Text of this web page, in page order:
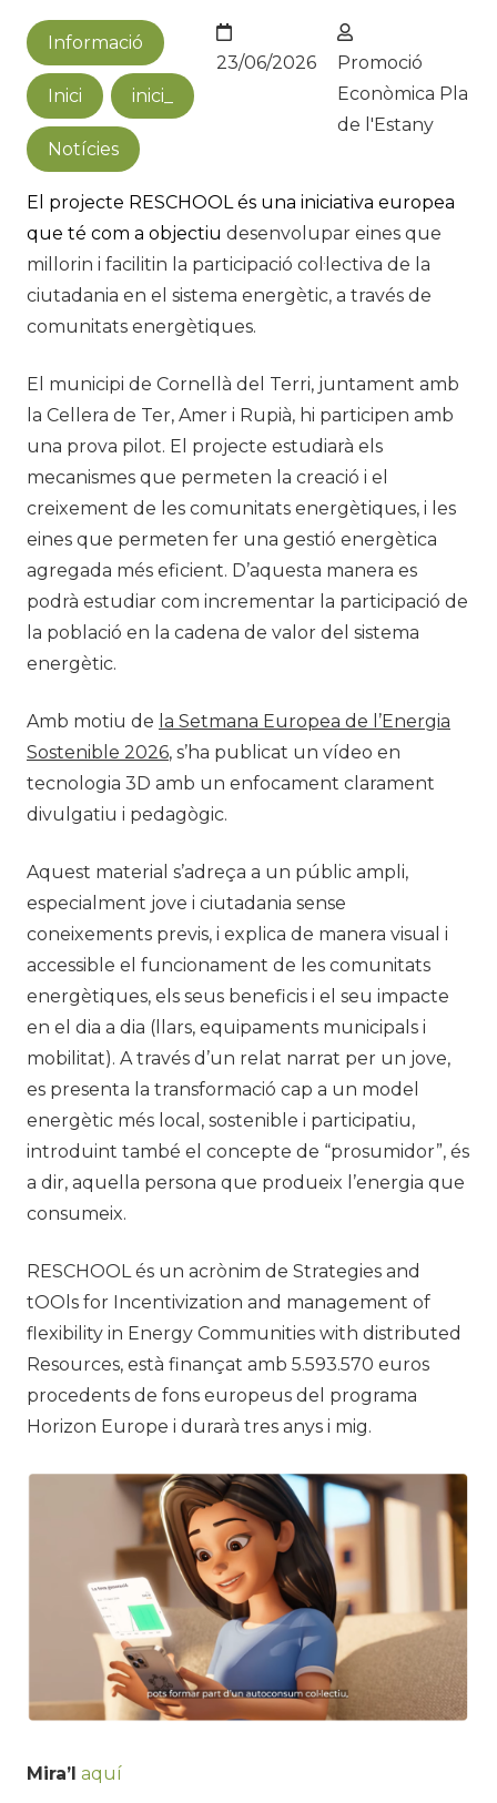
Informació
Inici inici_
Notícies
23/06/2026
Promoció
Econòmica Pla
de l'Estany
El projecte RESCHOOL és una iniciativa europea
que té com a objectiu desenvolupar eines que
millorin i facilitin la participació col·lectiva de la
ciutadania en el sistema energètic, a través de
comunitats energètiques.
El municipi de Cornellà del Terri, juntament amb
la Cellera de Ter, Amer i Rupià, hi participen amb
una prova pilot. El projecte estudiarà els
mecanismes que permeten la creació i el
creixement de les comunitats energètiques, i les
eines que permeten fer una gestió energètica
agregada més eficient. D’aquesta manera es
podrà estudiar com incrementar la participació de
la població en la cadena de valor del sistema
energètic.
Amb motiu de la Setmana Europea de l’Energia
Sostenible 2026, s’ha publicat un vídeo en
tecnologia 3D amb un enfocament clarament
divulgatiu i pedagògic.
Aquest material s’adreça a un públic ampli,
especialment jove i ciutadania sense
coneixements previs, i explica de manera visual i
accessible el funcionament de les comunitats
energètiques, els seus beneficis i el seu impacte
en el dia a dia (llars, equipaments municipals i
mobilitat). A través d’un relat narrat per un jove,
es presenta la transformació cap a un model
energètic més local, sostenible i participatiu,
introduint també el concepte de “prosumidor”, és
a dir, aquella persona que produeix l’energia que
consumeix.
RESCHOOL és un acrònim de Strategies and
tOOls for Incentivization and management of
flexibility in Energy Communities with distributed
Resources, està finançat amb 5.593.570 euros
procedents de fons europeus del programa
Horizon Europe i durarà tres anys i mig.
Mira’l aquí